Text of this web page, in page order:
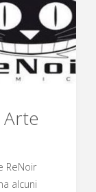
ReNoir
alcuni